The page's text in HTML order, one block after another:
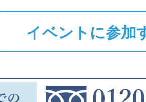
イベントに参加